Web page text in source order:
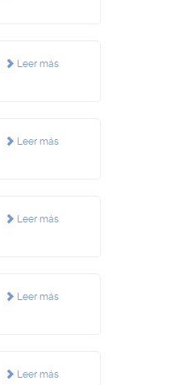
Leer más
Leer más
Leer más
Leer más
Leer más